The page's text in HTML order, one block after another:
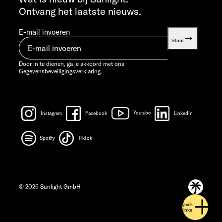
Quick-
Links
Ontvang het laatste nieuws.
E-mail invoeren
Stuur
Door in te dienen, ga je akkoord met ons
Gegevensbeveiligingsverklaring.
Instagram Facebook Youtube LinkedIn
Spotify TikTok
© 2026 Sunlight GmbH